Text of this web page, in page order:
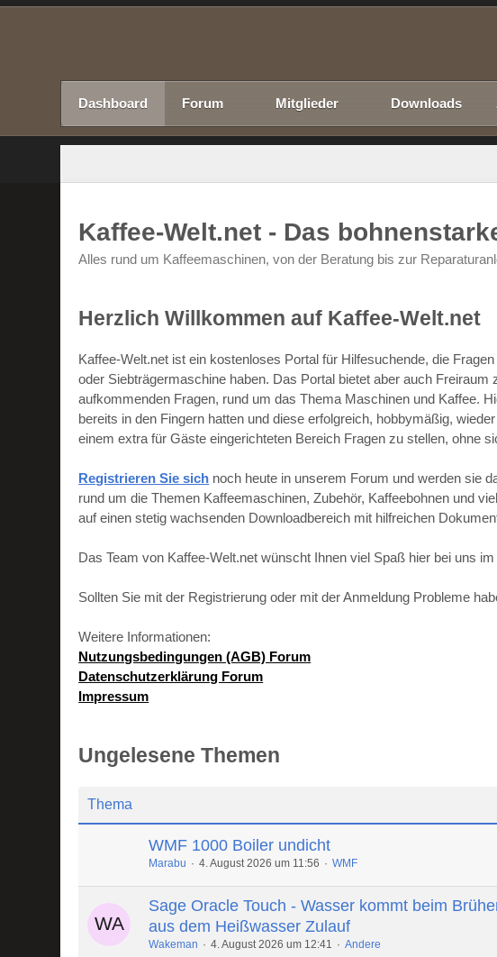
Dashboard Forum Mitglieder Downloads
Kaffee-Welt.net - Das
Alles rund um Kaffeemaschinen, von der Beratung bis zur
Herzlich Willkommen auf Kaffee-Welt.net
Kaffee-Welt.net ist ein kostenloses Portal für Hilfesuchende, die
oder Siebträgermaschine haben. Das Portal bietet aber auch
aufkommenden Fragen, rund um das Thema Maschinen und Kaffee.
bereits in den Fingern hatten und diese erfolgreich, hobbymäßig,
einem extra für Gäste eingerichteten Bereich Fragen zu stellen, ohne
Registrieren Sie sich noch heute in unserem Forum und werden sie
rund um die Themen Kaffeemaschinen, Zubehör, Kaffeebohnen und
auf einen stetig wachsenden Downloadbereich mit hilfreichen
Das Team von Kaffee-Welt.net wünscht Ihnen viel Spaß hier bei uns
Sollten Sie mit der Registrierung oder mit der Anmeldung Probleme
Weitere Informationen:
Nutzungsbedingungen (AGB) Forum
Datenschutzerklärung Forum
Impressum
Ungelesene Themen
Thema
WMF 1000 Boiler undicht
Marabu 4. August 2026 um 11:56 WMF
Sage Oracle Touch - Wasser kommt beim
aus dem Heißwasser Zulauf
Wakeman 4. August 2026 um 12:41 Andere